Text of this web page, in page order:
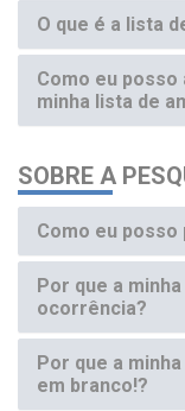
O que é a lista
Como eu
minha lista de
SOBRE A
Como eu posso
Por que a
ocorrência?
Por que a
em branco!?